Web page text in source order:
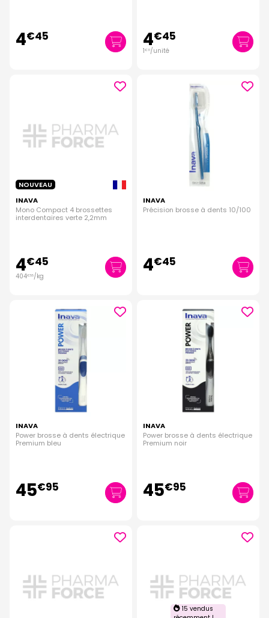
4€45 4€45
1€ 11/unité
NOUVEAU
INAVA
Mono Compact 4 brossettes
interdentaires verte 2,2mm
4€45
404€55/kg
INAVA
Précision brosse à dents 10/100
4€45
INAVA
Power brosse à dents électrique
Premium bleu
45€95
INAVA
Power brosse à dents électrique
Premium noir
45€95
15 vendus